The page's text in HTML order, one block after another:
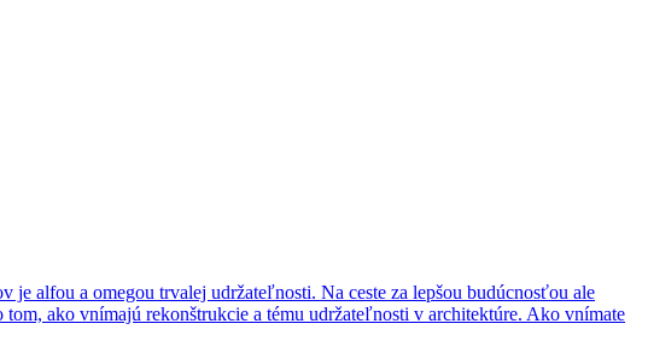
alfou a omegou trvalej udržateľnosti. Na ceste za lepšou budúcnosťou ale
ako vnímajú rekonštrukcie a tému udržateľnosti v architektúre. Ako vnímate